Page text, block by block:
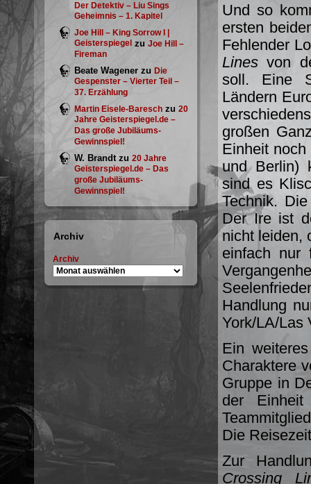
Der Detektiv – Liu Sings
Geheimnis – 1. Kapitel
Joe Hill – King Sorrow I |
Geisterspiegel zu Joe Hill –
Fireman
Beate Wagener zu Die
Gespenster – Vierter Teil –
37. Erzählung
Martin Eisele-Baresch zu 20
Jahre Geisterspiegel.de –
Das große Jubiläums-
Gewinnspiel!
W. Brandtzu 20 Jahre
Geisterspiegel.de – Das
große Jubiläums-
Gewinnspiel!
Archiv
Archiv
Und so
ersten
Fehlender
Lines von
soll. Eine
Ländern
großen
Einheit
und Berlin)
sind es
Technik.
Der Ire ist
nicht leiden,
einfach nur
Handlung
York/LA/Las
Ein
Charaktere
Gruppe in
der
Die
Zur
Crossing